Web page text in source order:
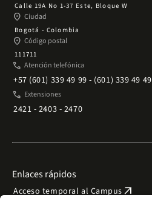
Calle 19A No 1-37 Este, Bloque W
place Ciudad
Bogotá - Colombia
place Código postal
111711
phone Atención telefónica
+57 (601) 339 49 99 - (601) 339 49 49
phone Extensiones
2421 - 2403 - 2470
Enlaces rápidos
Acceso temporal al Campusarrow_outward